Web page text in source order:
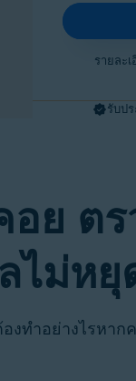
รายละ
รับป
อย ต
ไม่หยุ
ทำอย่างไรหาก